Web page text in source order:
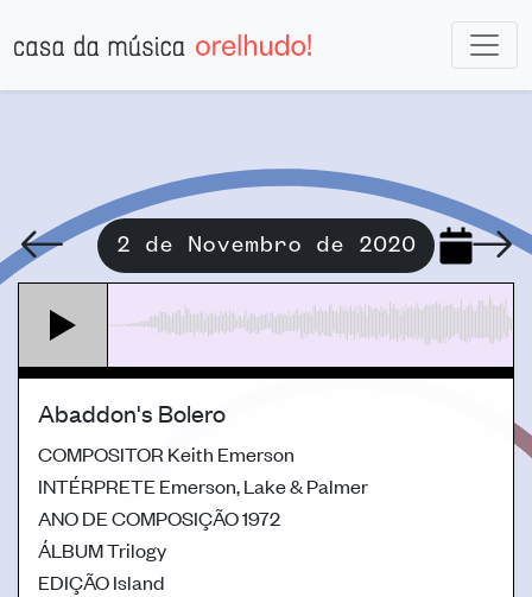
2 de Novembro de 2020
Abaddon's Bolero
COMPOSITOR Keith Emerson
INTÉRPRETE Emerson, Lake & Palmer
ANO DE COMPOSIÇÃO1972
ÁLBUMTrilogy
EDIÇÃOIsland